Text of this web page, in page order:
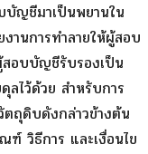
ญชีมาเป็นพยานใน
านการทำลายให้ผู้สอบ
อบบัญชีรับรองเป็น
ไว้ด้วย สำหรับการ
ตถุดิบดังกล่าวข้างต้น
ฑ์ วิธีการ และเงื่อนไข